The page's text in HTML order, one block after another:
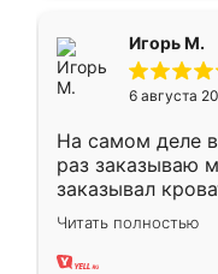
Игорь М.
6 августа
На самом деле
раз заказываю
заказывал
ребёнка при
заказал шкаф-
хорошее сборка
Читать полностью